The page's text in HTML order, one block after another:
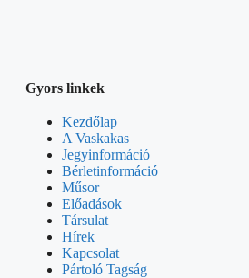
Gyors linkek
Kezdőlap
A Vaskakas
Jegyinformáció
Bérletinformáció
Műsor
Előadások
Társulat
Hírek
Kapcsolat
Pártoló Tagság